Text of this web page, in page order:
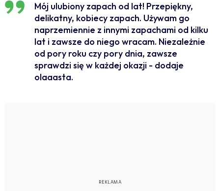
Mój ulubiony zapach od lat! Przepiękny,
delikatny, kobiecy zapach. Używam go
naprzemiennie z innymi zapachami od kilku
lat i zawsze do niego wracam. Niezależnie
od pory roku czy pory dnia, zawsze
sprawdzi się w każdej okazji - dodaje
olaaasta.